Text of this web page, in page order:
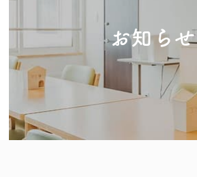
お知らせ